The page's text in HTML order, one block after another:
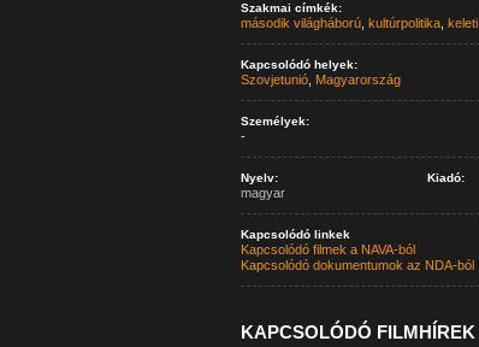
Szakmai címkék:
második világháború, kultúrpolitika,
Kapcsolódó helyek:
Szovjetunió, Magyarország
Személyek:
-
Nyelv:
magyar
Kiadó:
Kapcsolódó linkek
Kapcsolódó filmek a NAVA-ból
Kapcsolódó dokumentumok az NDA-ból
KAPCSOLÓDÓ FILMHÍREK